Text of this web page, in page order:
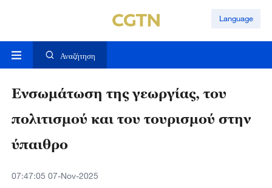
Language
Αναζήτηση
Ενσωμάτωση της γεωργίας, του
πολιτισμού και του τουρισμού στην
ύπαιθρο
07:47:05 07-Nov-2025